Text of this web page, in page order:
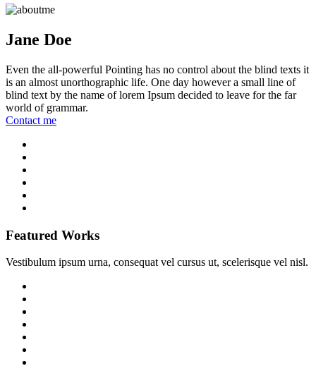
Jane Doe
Even the all-powerful Pointing has no control about the blind texts it
is an almost unorthographic life. One day however a small line of
blind text by the name of lorem Ipsum decided to leave for the far
world of grammar.
Contact me
Featured Works
Vestibulum ipsum urna, consequat vel cursus ut, scelerisque vel nisl.